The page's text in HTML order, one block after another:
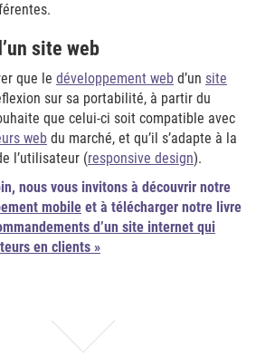
site web
que le développement web d’un site
sur sa portabilité, à partir du
que celui-ci soit compatible avec
web du marché, et qu’il s’adapte à la
l’utilisateur (responsive design).
nous vous invitons à découvrir notre
mobile et à télécharger notre livre
d’un site internet qui
en clients »